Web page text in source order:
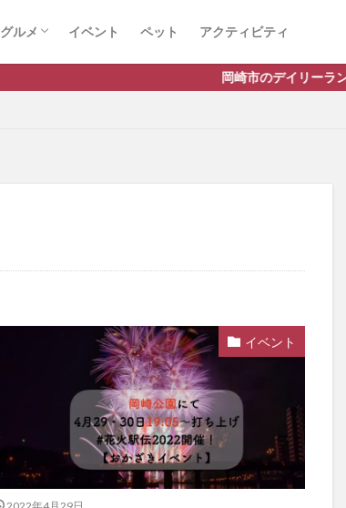
グルメ イベント ペット アクティビティ
岡崎市のデイリーランキングやお得な
イベント